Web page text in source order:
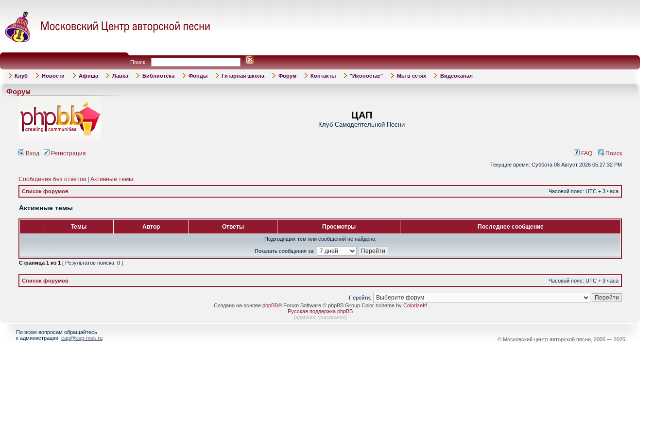
Поиск:
Клуб Новости Афиша Лавка Библиотека Фонды Гитарная школа Форум Контакты "Иконостас" Мы в сетях Видеоканал
Форум
ЦАП
Клуб Самодеятельной Песни
Вход Регистрация FAQ Поиск
Текущее время: Суббота 08 Август 2026 05:27:32 PM
Сообщения без ответов Активные темы
Список форумов Часовой пояс: UTC + 3 часа
Активные темы
Темы Автор Ответы Просмотры Последнее сообщение
Подходящих тем или сообщений не найдено.
Показать сообщения за:
Страница 1 из 1 [ Результатов поиска: 0 ]
Список форумов Часовой пояс: UTC + 3 часа
Перейти:
Создано на основе phpBB® Forum Software © phpBB Group Color scheme by ColorizeIt!
Русская поддержка phpBB
[администрирование]
По всем вопросам обращайтесь
к администрации: cap@ksp-msk.ru © Московский центр авторской песни, 2005 — 2025